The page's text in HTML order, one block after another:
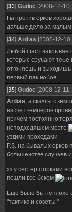
[33] Gudoc [2008-12-
Гы против орков
дальше дело за малым
[34] Ardias [2008-12-
Любой фаст
которые срубают тебе
отгоняешь и выходишь
первый пак нобов...
[35] Gudoc [2008-12-11,
Ardias, а скауты с
насчет кемперов
причем постоянно
неподходяшем месте
узкими проходами
P.S. на бывалых орков
большенстве случаев
хз у сестер с орками
пошли все боком
Еще было бы неплохо
"тактика и советы "